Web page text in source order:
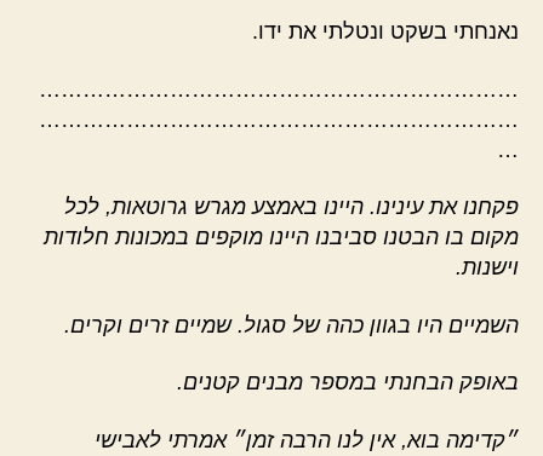
נאנחתי בשקט ונטלתי את ידו.
…………………………………………………………
…………………………………………………………
…
פקחנו את עינינו. היינו באמצע מגרש גרוטאות, לכל
מקום בו הבטנו סביבנו היינו מוקפים במכונות חלודות
וישנות.
השמיים היו בגוון כהה של סגול. שמיים זרים וקרים.
באופק הבחנתי במספר מבנים קטנים.
״קדימה בוא, אין לנו הרבה זמן״ אמרתי לאבישי